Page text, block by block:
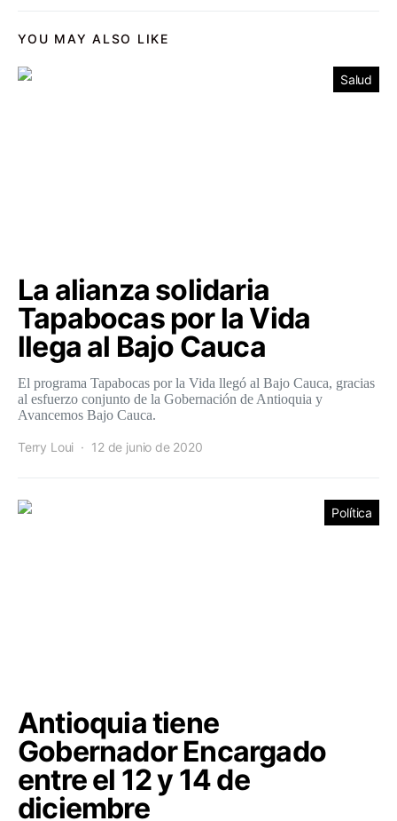
YOU MAY ALSO LIKE
Salud
La alianza solidaria
Tapabocas por la Vida
llega al Bajo Cauca
El programa Tapabocas por la Vida llegó al Bajo Cauca, gracias
al esfuerzo conjunto de la Gobernación de Antioquia y
Avancemos Bajo Cauca.
Terry Loui 12 de junio de 2020
Política
Antioquia tiene
Gobernador Encargado
entre el 12 y 14 de
diciembre